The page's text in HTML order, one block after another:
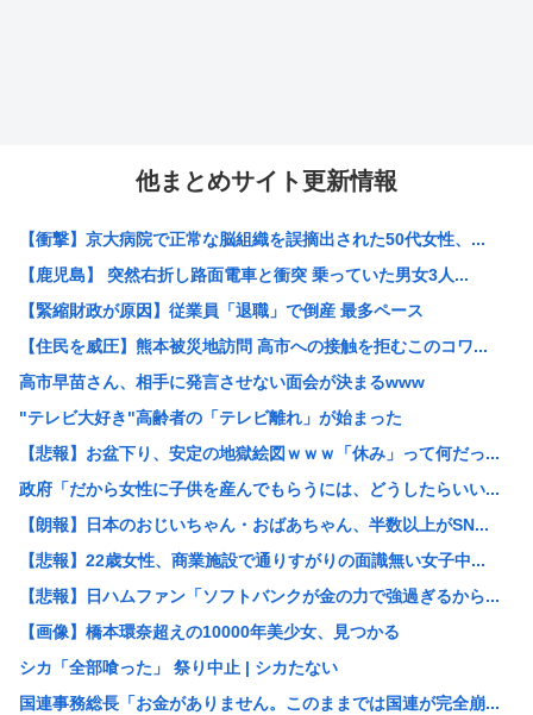
他まとめサイト更新情報
【衝撃】京大病院で正常な脳組織を誤摘出された50代女性、...
【鹿児島】 突然右折し路面電車と衝突 乗っていた男女3人...
【緊縮財政が原因】従業員「退職」で倒産 最多ペース
【住民を威圧】熊本被災地訪問 高市への接触を拒むこのコワ...
高市早苗さん、相手に発言させない面会が決まるwww
"テレビ大好き"高齢者の「テレビ離れ」が始まった
【悲報】お盆下り、安定の地獄絵図ｗｗｗ「休み」って何だっ...
政府「だから女性に子供を産んでもらうには、どうしたらいい...
【朗報】日本のおじいちゃん・おばあちゃん、半数以上がSN...
【悲報】22歳女性、商業施設で通りすがりの面識無い女子中...
【悲報】日ハムファン「ソフトバンクが金の力で強過ぎるから...
【画像】橋本環奈超えの10000年美少女、見つかる
シカ「全部喰った」 祭り中止 | シカたない
国連事務総長「お金がありません。このままでは国連が完全崩...